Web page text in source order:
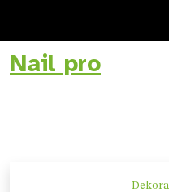
Skip
toNail pro